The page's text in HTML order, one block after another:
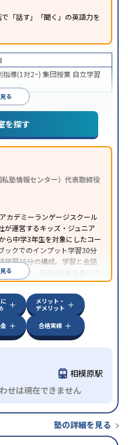
「話す」「聞く」の英語力を
る
指導(1対2~) 集団授業 自立学習
を探す
塾情報センター）代表取締役
カデミーランゲージスクール
が運営するキッズ・ジュニア
ら中学3年生を対象にしたコー
ックでのインプット学習30分
学習25分の構成。学習と会話
完結型で、英語4技能を身につ
る
メリット・
デメリット
合格実績
相模原駅
せは現在できません
塾の詳細を見る